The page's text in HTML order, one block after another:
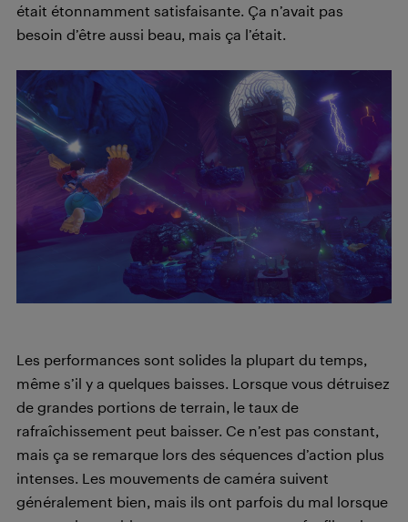
était étonnamment satisfaisante. Ça n’avait pas
besoin d’être aussi beau, mais ça l’était.
Les performances sont solides la plupart du temps,
même s’il y a quelques baisses. Lorsque vous détruisez
de grandes portions de terrain, le taux de
rafraîchissement peut baisser. Ce n’est pas constant,
mais ça se remarque lors des séquences d’action plus
intenses. Les mouvements de caméra suivent
généralement bien, mais ils ont parfois du mal lorsque